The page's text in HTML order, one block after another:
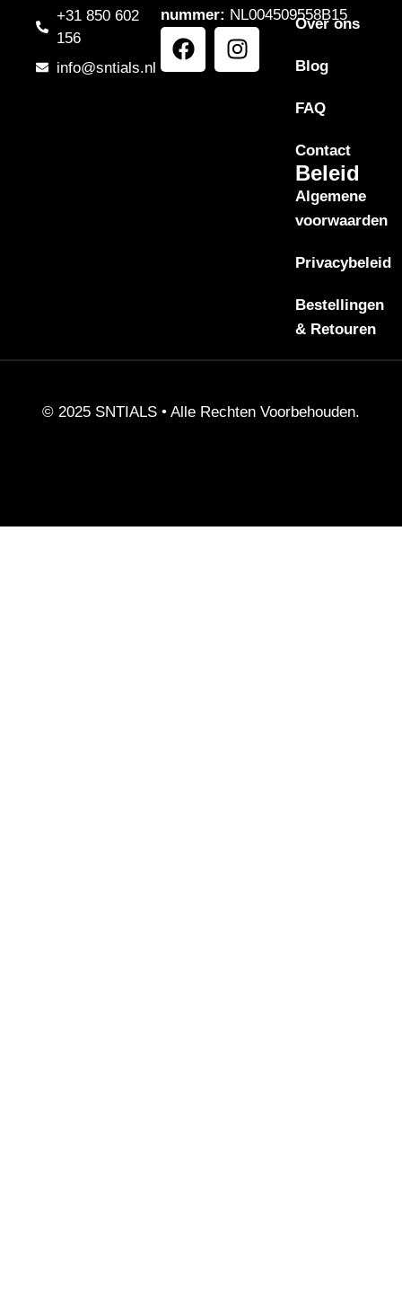
+31 850 602
156
info@sntials.nl
nummer: NL004509558B15
Over ons
Blog
FAQ
Contact
Beleid
Algemene
voorwaarden
Privacybeleid
Bestellingen
& Retouren
© 2025 SNTIALS • Alle Rechten Voorbehouden.